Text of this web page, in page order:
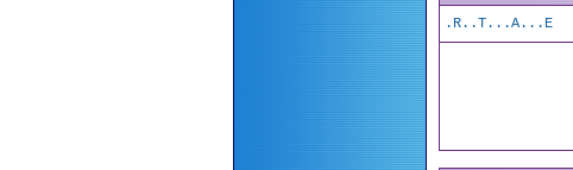
.R..T...A...E